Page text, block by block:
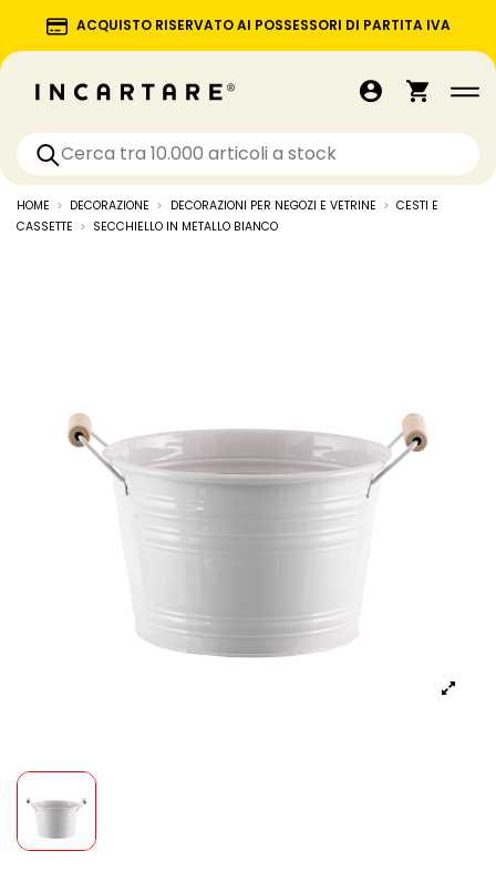
ACQUISTO RISERVATO AI POSSESSORI DI PARTITA IVA
HOME DECORAZIONE DECORAZIONI PER NEGOZI E VETRINE
CESTI E
CASSETTE
SECCHIELLO IN METALLO BIANCO